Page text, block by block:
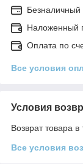
Безналичный
Наложенный
Оплата по
Все условия
Условия
Возврат товара
Все условия